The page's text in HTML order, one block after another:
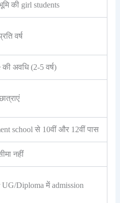
की girl students
वर्ष
की अवधि (2-5 वर्ष)
school से 10वीं और 12वीं पास
नहीं
UG/Diploma में admission